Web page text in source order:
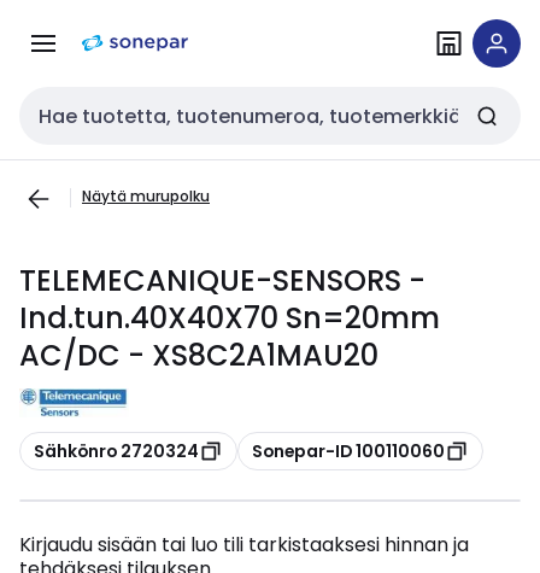
navigointiinsisältöön
Haku
Näytä murupolku
TELEMECANIQUE-SENSORS -
Ind.tun.40X40X70 Sn=20mm
AC/DC - XS8C2A1MAU20
Kopioi
Sähkönro 2720324 Kopioi
Sonepar-ID 100110060
Kirjaudu sisään tai luo tili tarkistaaksesi hinnan ja